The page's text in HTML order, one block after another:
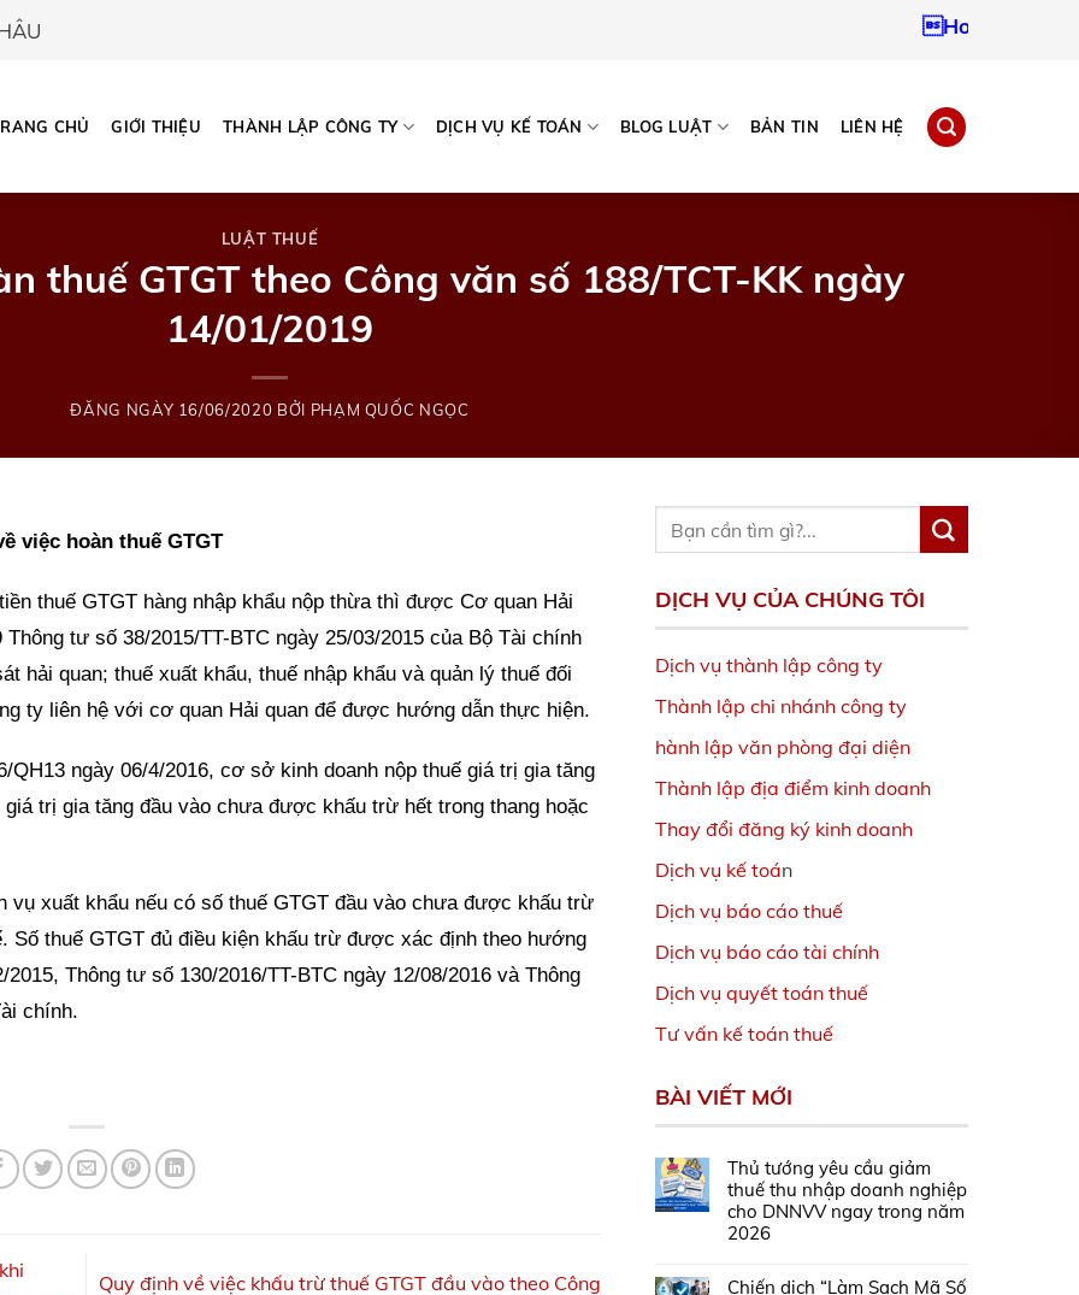
Hotline:
CHỦ GIỚI THIỆU THÀNH LẬP CÔNG TY DỊCH VỤ KẾ TOÁN BLOG LUẬT BẢN TIN LIÊN HỆ
LUẬT THUẾ
thuế GTGT theo Công văn số 188/TCT-KK ngày
14/01/2019
ĐĂNG NGÀY 16/06/2020 BỞI PHẠM QUỐC NGỌC
việc hoàn thuế GTGT
thuế GTGT hàng nhập khẩu nộp thừa thì được Cơ quan Hải
tư số 38/2015/TT-BTC ngày 25/03/2015 của Bộ Tài chính
hải quan; thuế xuất khẩu, thuế nhập khẩu và quản lý thuế đối
ty liên hệ với cơ quan Hải quan để được hướng dẫn thực hiện.
ngày 06/4/2016, cơ sở kinh doanh nộp thuế giá trị gia tăng
trị gia tăng đầu vào chưa được khấu trừ hết trong thang hoặc
xuất khẩu nếu có số thuế GTGT đầu vào chưa được khấu trừ
thuế GTGT đủ điều kiện khấu trừ được xác định theo hướng
Thông tư số 130/2016/TT-BTC ngày 12/08/2016 và Thông
chính.
Quy định về việc khấu trừ thuế GTGT đầu vào theo Công
DỊCH VỤ CỦA CHÚNG TÔI
Dịch vụ thành lập công ty
Thành lập chi nhánh công ty
hành lập văn phòng đại diện
Thành lập địa điểm kinh doanh
Thay đổi đăng ký kinh doanh
Dịch vụ kế toán
Dịch vụ báo cáo thuế
Dịch vụ báo cáo tài chính
Dịch vụ quyết toán thuế
Tư vấn kế toán thuế
BÀI VIẾT MỚI
Thủ tướng yêu cầu giảm
thuế thu nhập doanh nghiệp
cho DNNVV ngay trong năm
2026
Chiến dịch “Làm Sạch Mã Số